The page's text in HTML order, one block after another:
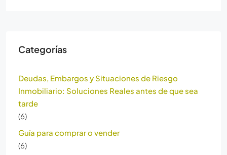
Categorías
Deudas, Embargos y Situaciones de Riesgo
Inmobiliario: Soluciones Reales antes de que sea
tarde
(6)
Guía para comprar o vender
(6)